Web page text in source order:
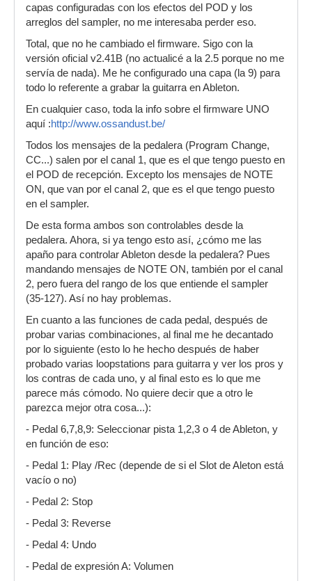
capas configuradas con los efectos del POD y los
arreglos del sampler, no me interesaba perder eso.
Total, que no he cambiado el firmware. Sigo con la
versión oficial v2.41B (no actualicé a la 2.5 porque no me
servía de nada). Me he configurado una capa (la 9) para
todo lo referente a grabar la guitarra en Ableton.
En cualquier caso, toda la info sobre el firmware UNO
aquí :http://www.ossandust.be/
Todos los mensajes de la pedalera (Program Change,
CC...) salen por el canal 1, que es el que tengo puesto en
el POD de recepción. Excepto los mensajes de NOTE
ON, que van por el canal 2, que es el que tengo puesto
en el sampler.
De esta forma ambos son controlables desde la
pedalera. Ahora, si ya tengo esto así, ¿cómo me las
apaño para controlar Ableton desde la pedalera? Pues
mandando mensajes de NOTE ON, también por el canal
2, pero fuera del rango de los que entiende el sampler
(35-127). Así no hay problemas.
En cuanto a las funciones de cada pedal, después de
probar varias combinaciones, al final me he decantado
por lo siguiente (esto lo he hecho después de haber
probado varias loopstations para guitarra y ver los pros y
los contras de cada uno, y al final esto es lo que me
parece más cómodo. No quiere decir que a otro le
parezca mejor otra cosa...):
- Pedal 6,7,8,9: Seleccionar pista 1,2,3 o 4 de Ableton, y
en función de eso:
- Pedal 1: Play /Rec (depende de si el Slot de Aleton está
vacío o no)
- Pedal 2: Stop
- Pedal 3: Reverse
- Pedal 4: Undo
- Pedal de expresión A: Volumen